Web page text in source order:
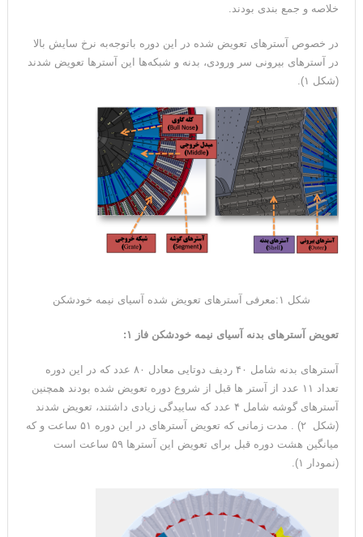
خلاصه و جمع بندی بودند.
در خصوص آسترهای تعویض شده در این دوره باتوجه‌به نرخ سایش بالا
در آسترهای بیرونی سر ورودی، بدنه و شبکه‌ها این آسترها تعویض شدند
(شکل ۱).
شکل ۱:معرفی آسترهای تعویض شده آسیای نیمه خودشکن
تعویض آسترهای بدنه آسیای نیمه خودشکن فاز ۱ :
آسترهای بدنه شامل ۴۰ ردیف دوتایی معادل ۸۰ عدد که در این دوره
تعداد ۱۱ عدد از آستر ها قبل از شروع دوره تعویض شده بودند همچنین
آسترهای گوشه شامل ۴ عدد که ساییدگی زیادی داشتند، تعویض شدند
(شکل ۲) . مدت زمانی که تعویض آسترهای در این دوره ۵۱ ساعت و که
میانگین هشت دوره قبل برای تعویض این آسترها ۵۹ ساعت است
(نمودار ۱).